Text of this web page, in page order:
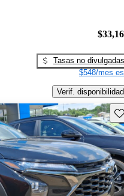
Tasas no divulgadas
$548/mes
Verif. disponibilidad